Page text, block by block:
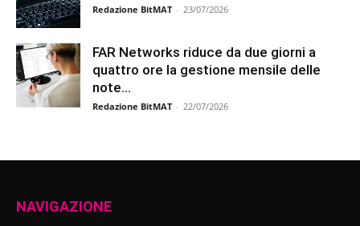
Redazione BitMAT - 23/07/2026
FAR Networks riduce da due giorni a
quattro ore la gestione mensile delle
note...
Redazione BitMAT - 22/07/2026
NAVIGAZIONE